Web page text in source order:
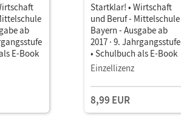
ab
E-Book
Startklar! • Wirtschaft
und Beruf - Mittelschule
Bayern - Ausgabe ab
2017 · 9. Jahrgangsstufe
• Schulbuch als E-Book
Einzellizenz
8,99 EUR